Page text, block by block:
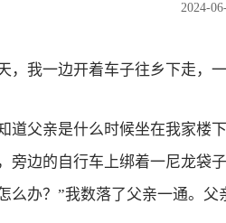
2024-
，我一边开着车子往乡下走，一
道父亲是什么时候坐在我家楼
旁边的自行车上绑着一尼龙袋
么办？”我数落了父亲一通。父